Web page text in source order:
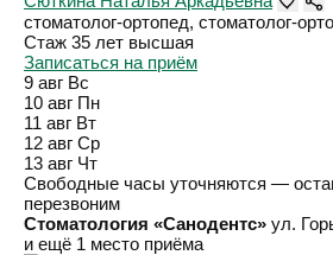
стоматолог-ортопед, стоматолог-
Стаж 35 лет высшая
Записаться на приём
9 авг Вс
10 авг Пн
11 авг Вт
12 авг Ср
13 авг Чт
Свободные часы уточняются —
перезвоним
Стоматология «Санодентс» ул.
и ещё 1 место приёма